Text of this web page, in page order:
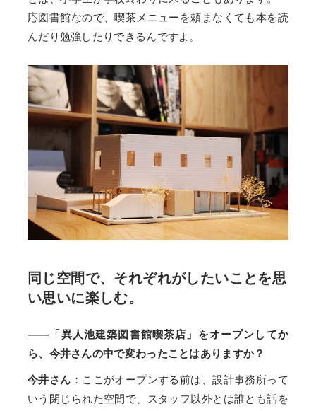
応図書館なので、喫茶メニューを頼まなくても本を読
んだり勉強したりできるんですよ。
同じ空間で、それぞれがしたいことを思
い思いに楽しむ。
――「異人池建築図書館喫茶店」をオープンしてか
ら、今井さんの中で変わったことはありますか？
今井さん ：ここがオープンする前は、設計事務所って
いう閉じられた空間で、スタッフ以外とは誰とも話を